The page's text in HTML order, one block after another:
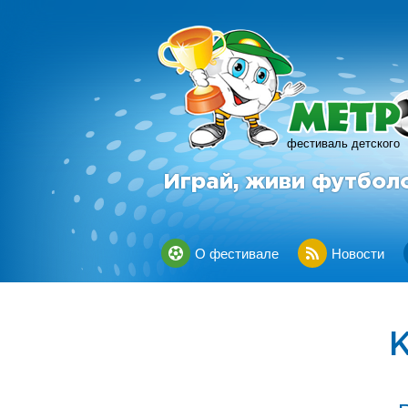
фестиваль детского
Играй, живи
О фестивале Новости